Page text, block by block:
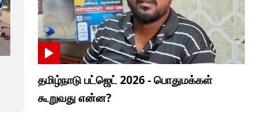
தமிழ்நாடு பட்ஜெட் 2026 - பொதுமக்கள்
கூறுவது என்ன?